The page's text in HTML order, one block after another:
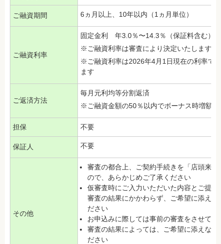
ご融資期間 6ヵ月以上、10年以内（1ヵ月単位）
ご融資利率
固定金利 年3.0％〜14.3％（保証料含む）
※ご融資利率は審査により決定いたします
※ご融資利率は2026年4月1日現在の利率で
ます
ご返済方法
毎月元利均等分割返済
※ご融資金額の50％以内でボーナス時増額
担保 不要
保証人 不要
その他
審査の都合上、ご契約手続きを「店頭来
ので、あらかじめご了承ください
仮審査時にご入力いただいた内容とご提
審査の結果にかかわらず、ご希望に添え
ださい
お申込みに際しては事前の審査をさせてい
審査の結果によっては、ご希望に添えな
ださい